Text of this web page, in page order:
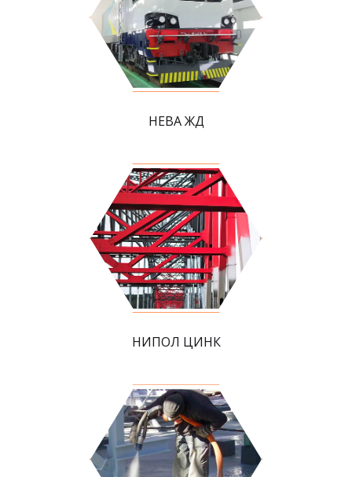
НЕВА ЖД
НИПОЛ ЦИНК